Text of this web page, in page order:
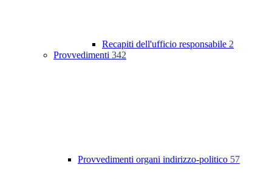
Recapiti dell'ufficio responsabile 2
Provvedimenti 342
Provvedimenti organi indirizzo-politico 57